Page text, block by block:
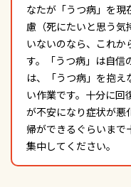
なたが「うつ病」を現
慮（死にたいと思う気
いないのなら、これか
す。「うつ病」は自信
は、「うつ病」を抱
い作業です。十分に回
が不安になり症状が悪
帰ができるぐらいまで
集中してください。